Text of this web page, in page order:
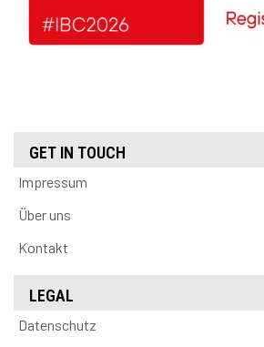
GET IN TOUCH
Impressum
Über uns
Kontakt
LEGAL
Datenschutz